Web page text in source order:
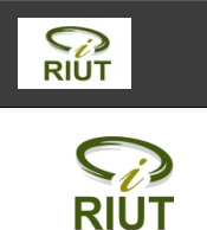
Skip
navigation